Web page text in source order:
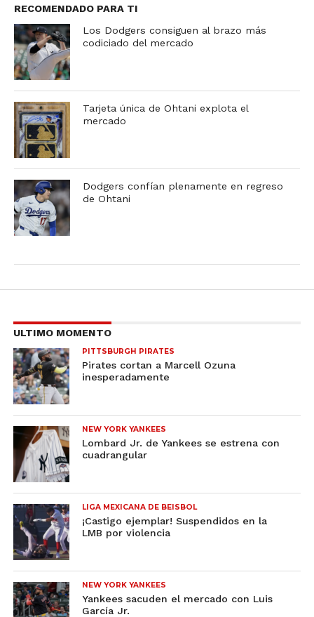
RECOMENDADO PARA TI
Los Dodgers consiguen al brazo más
codiciado del mercado
Tarjeta única de Ohtani explota el
mercado
Dodgers confían plenamente en regreso
de Ohtani
ULTIMO MOMENTO
PITTSBURGH PIRATES
Pirates cortan a Marcell Ozuna
inesperadamente
NEW YORK YANKEES
Lombard Jr. de Yankees se estrena con
cuadrangular
LIGA MEXICANA DE BEISBOL
¡Castigo ejemplar! Suspendidos en la
LMB por violencia
NEW YORK YANKEES
Yankees sacuden el mercado con Luis
García Jr.